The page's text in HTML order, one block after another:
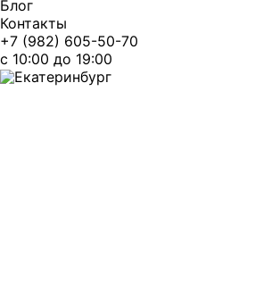
Блог
Контакты
+7 (982) 605-50-70
c 10:00 до 19:00
Екатеринбург